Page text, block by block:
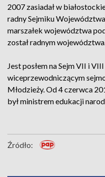
2007 zasiadał w
radny Sejmiku
marszałek województwa
został radnym
Jest posłem na Sejm VII i
wiceprzewodniczącym
Młodzieży. Od 4 czerwca
był ministrem edukacji
Źródło: